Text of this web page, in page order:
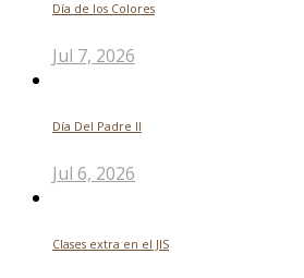
Día de los Colores
Jul 7, 2026
Día Del Padre ll
Jul 6, 2026
Clases extra en el JIS